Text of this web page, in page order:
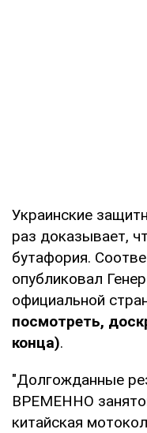
Украинские
раз доказывает,
бутафория.
опубликовал
официальной
посмотреть,
конца).
"Долгожданные
ВРЕМЕННО
китайская